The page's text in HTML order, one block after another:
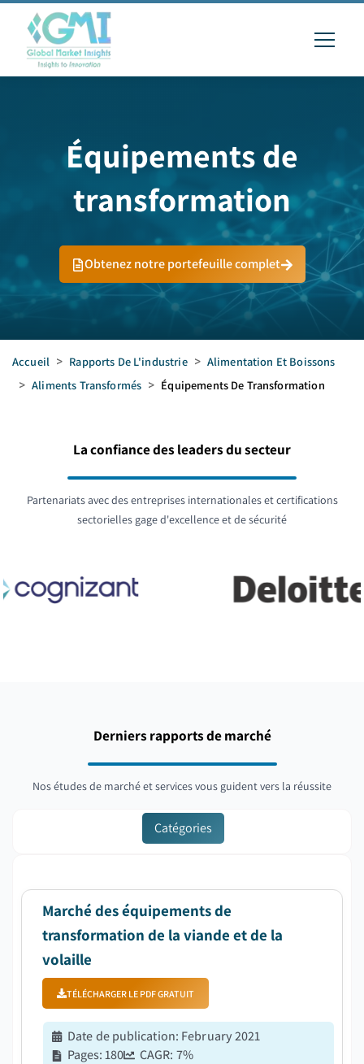
Équipements de
transformation
Obtenez notre portefeuille complet
Accueil > Rapports De L'industrie > Alimentation Et Boissons
> Aliments Transformés > Équipements De Transformation
La confiance des leaders du secteur
Partenariats avec des entreprises internationales et certifications
sectorielles gage d'excellence et de sécurité
Derniers rapports de marché
Nos études de marché et services vous guident vers la réussite
Catégories
Marché des équipements de
transformation de la viande et de la
volaille
TÉLÉCHARGER LE PDF GRATUIT
Date de publication: February 2021
Pages:180 CAGR: 7%